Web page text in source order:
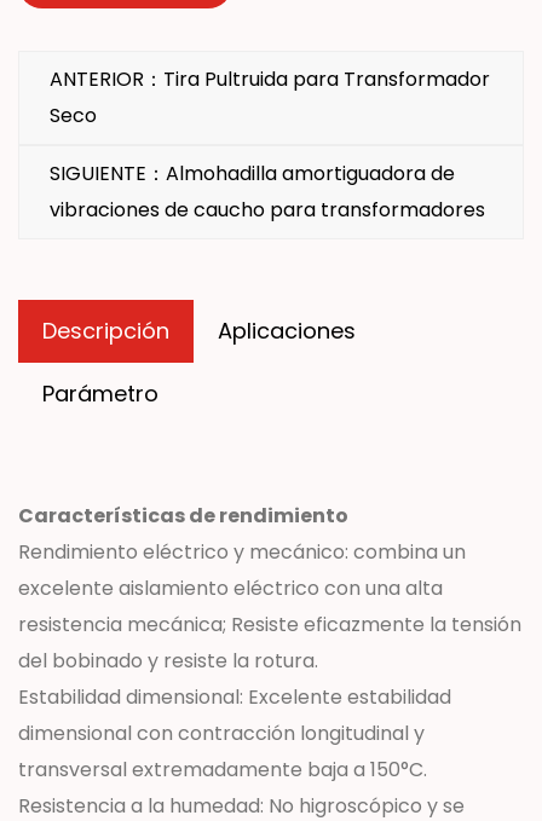
ANTERIOR：Tira Pultruida para Transformador
Seco
SIGUIENTE：Almohadilla amortiguadora de
vibraciones de caucho para transformadores
Descripción Aplicaciones
Parámetro
Características de rendimiento
Rendimiento eléctrico y mecánico: combina un
excelente aislamiento eléctrico con una alta
resistencia mecánica; Resiste eficazmente la tensión
del bobinado y resiste la rotura.
Estabilidad dimensional: Excelente estabilidad
dimensional con contracción longitudinal y
transversal extremadamente baja a 150°C.
Resistencia a la humedad: No higroscópico y se